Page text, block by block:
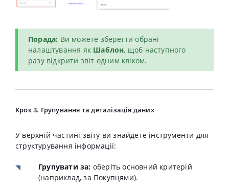
Порада: Ви можете зберегти обрані
налаштування як Шаблон, щоб наступного
разу відкрити звіт одним кліком.
Крок 3. Групування та деталізація даних
У верхній частині звіту ви знайдете інструменти для
структурування інформації:
Групувати за: оберіть основний критерій
(наприклад, за Покупцями).